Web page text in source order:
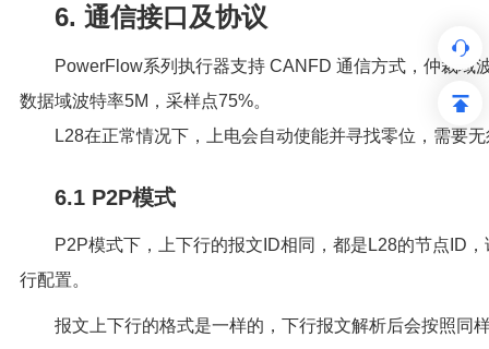
6. 通信接口及协议
PowerFlow系列执行器支持 CANFD 通信方式，仲裁域
数据域波特率5M，采样点75%。
L28在正常情况下，上电会自动使能并寻找零位，需要
6.1 P2P模式
P2P模式下，上下行的报文ID相同，都是L28的节点ID
行配置。
报文上下行的格式是一样的，下行报文解析后会按照同